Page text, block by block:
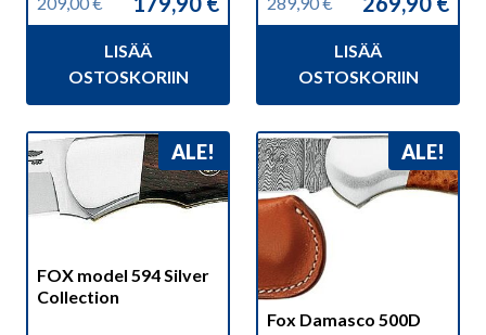
Alkuperäinen
209,00 €.
Nykyinen
179,90 €.
LISÄÄ
OSTOSKORIIN
Alkuperäinen
289,90 €.
Nykyinen
269,90 €.
LISÄÄ
OSTOSKORIIN
ALE!
FOX model 594 Silver
Collection
ALE!
Fox Damasco 500D